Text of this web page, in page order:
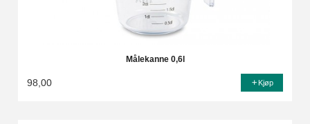
Målekanne 0,6l
98,00 Kjøp